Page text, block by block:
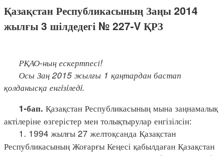
Қазақстан Республикасының Заңы 2014
жылғы 3 шілдедегі № 227-V ҚРЗ
РҚАО-ның ескертпесі!
Осы Заң 2015 жылғы 1 қаңтардан бастап
қолданысқа енгiзiледi.
1-бап. Қазақстан Республикасының мына заңнамалық
актілеріне өзгерістер мен толықтырулар енгізілсін:
1. 1994 жылғы 27 желтоқсанда Қазақстан
Республикасының Жоғарғы Кеңесі қабылдаған Қазақстан